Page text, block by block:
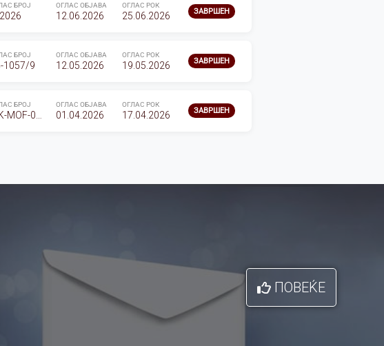
БРОЈ ОГЛАС ОБЈАВА
12.06.2026
ОГЛАС РОК
25.06.2026 ЗАВРШЕН
БРОЈ
1057/9
ОГЛАС ОБЈАВА
12.05.2026
ОГЛАС РОК
19.05.2026 ЗАВРШЕН
БРОЈ ОГЛАС ОБЈАВА
01.04.2026
ОГЛАС РОК
17.04.2026 ЗАВРШЕН
ПОВЕЌЕ